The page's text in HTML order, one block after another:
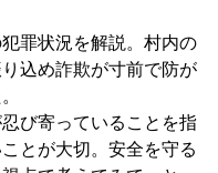
罪状況を解説。村内の
込め詐欺が寸前で防が
び寄っていることを指
とが大切。安全を守る